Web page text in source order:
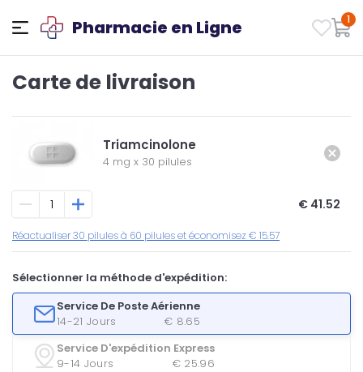
Pharmacie en Ligne 1
Carte de livraison
Triamcinolone
4 mg x 30 pilules
€ 41.52
Réactualiser 30 pilules à 60 pilules et économisez € 15.57
Sélectionner la méthode d'expédition:
Service De Poste Aérienne
14-21 Jours
€ 8.65
Service D'expédition Express
9-14 Jours
€ 25.96